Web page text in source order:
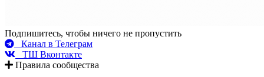
Подпишитесь, чтобы ничего не пропустить
Канал в Телеграм
ТШ Вконтакте
Правила сообщества